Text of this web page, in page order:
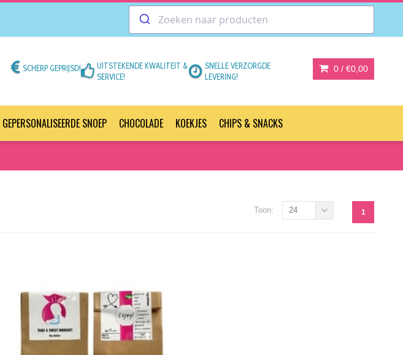
SCHERP GEPRIJSD!
UITSTEKENDE KWALITEIT &
SERVICE!
SNELLE VERZORGDE
LEVERING!
0 / €0,00
GEPERSONALISEERDE SNOEP CHOCOLADE KOEKJES CHIPS & SNACKS
1
Toon: 24